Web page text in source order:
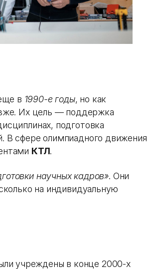
в 1990-е годы, но как
Их цель — поддержка
подготовка
В сфере олимпиадного движения
КТЛ.
научных кадров». Они
на индивидуальную
учреждены в конце 2000-х